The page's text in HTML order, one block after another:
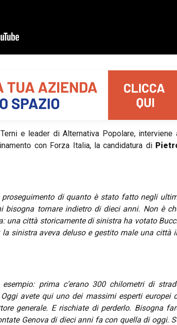
e leader di Alternativa Popolare, interviene
con Forza Italia, la candidatura di
di quanto è stato fatto negli
bisogna tornare indietro di dieci anni. Non è
una città storicamente di sinistra ha votato
sinistra aveva deluso e gestito male una città
prima c’erano 300 chilometri di
avete qui uno dei massimi esperti europei
generale. E rischiate di perderlo. Bisogna
Genova di dieci anni fa con quella di oggi.